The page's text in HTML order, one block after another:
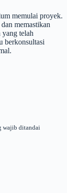
memulai proyek.
memastikan
yang telah
berkonsultasi
wajib ditandai